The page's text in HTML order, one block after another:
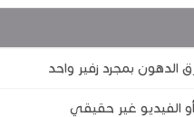
بمجرد زفير واحد
الفيديو غير حقيقي